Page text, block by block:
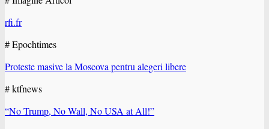
rfi.fr
# Epochtimes
Proteste masive la Moscova pentru alegeri libere
# ktfnews
“No Trump, No Wall, No USA at All!”